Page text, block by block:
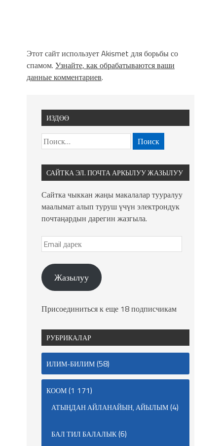
Этот сайт использует Akismet для борьбы со
спамом. Узнайте, как обрабатываются ваши
данные комментариев.
ИЗДӨӨ
САЙТКА ЭЛ. ПОЧТА АРКЫЛУУ ЖАЗЫЛУУ
Сайтка чыккан жаңы макалалар тууралуу
маалымат алып туруш үчүн электрондук
почтаңардын дарегин жазгыла.
Жазылуу
Присоединиться к еще 18 подписчикам
РУБРИКАЛАР
ИЛИМ-БИЛИМ(58)
КООМ(1 171)
АТЫҢДАН АЙЛАНАЙЫН, АЙЫЛЫМ(4)
БАЛ ТИЛ БАЛАЛЫК(6)